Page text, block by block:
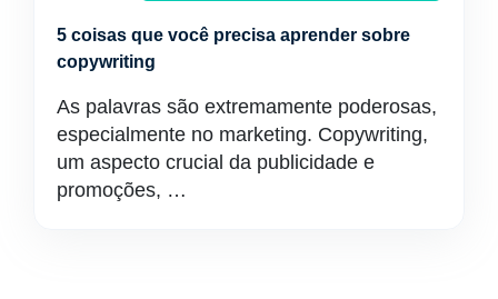
5 coisas que você precisa aprender sobre
copywriting
As palavras são extremamente poderosas,
especialmente no marketing. Copywriting,
um aspecto crucial da publicidade e
promoções, …